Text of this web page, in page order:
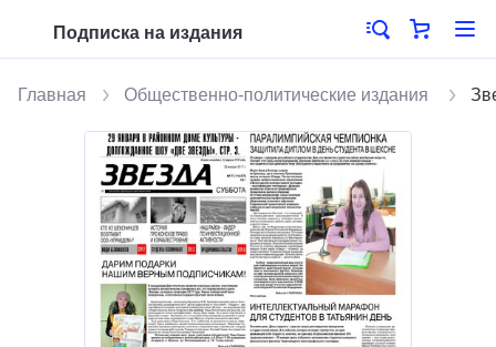
Подписка на издания
Главная Общественно-политические издания